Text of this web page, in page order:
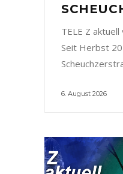
TELE Z
Seit Herbst
6. August 2026